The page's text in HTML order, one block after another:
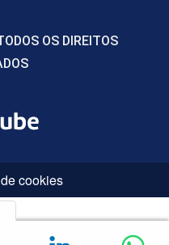
OS DIREITOS
cookies